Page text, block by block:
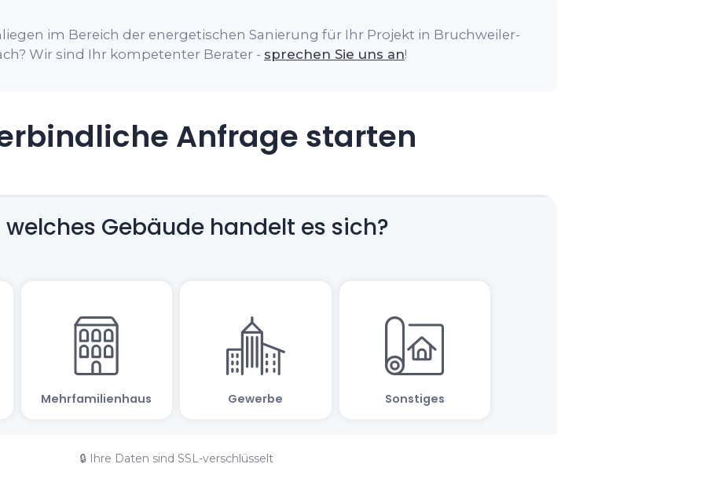
im Bereich der energetischen Sanierung für Ihr Projekt in Bruchweiler-
Wir sind Ihr kompetenter Berater - sprechen Sie uns an!
Anfrage starten
🔒 Ihre Daten sind SSL-verschlüsselt